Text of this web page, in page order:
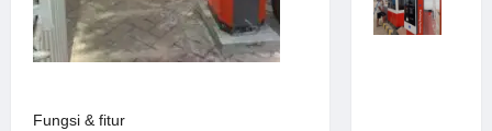
Fungsi & fitur